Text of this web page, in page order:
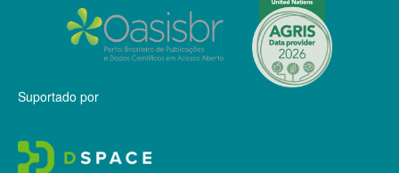
Suportado por